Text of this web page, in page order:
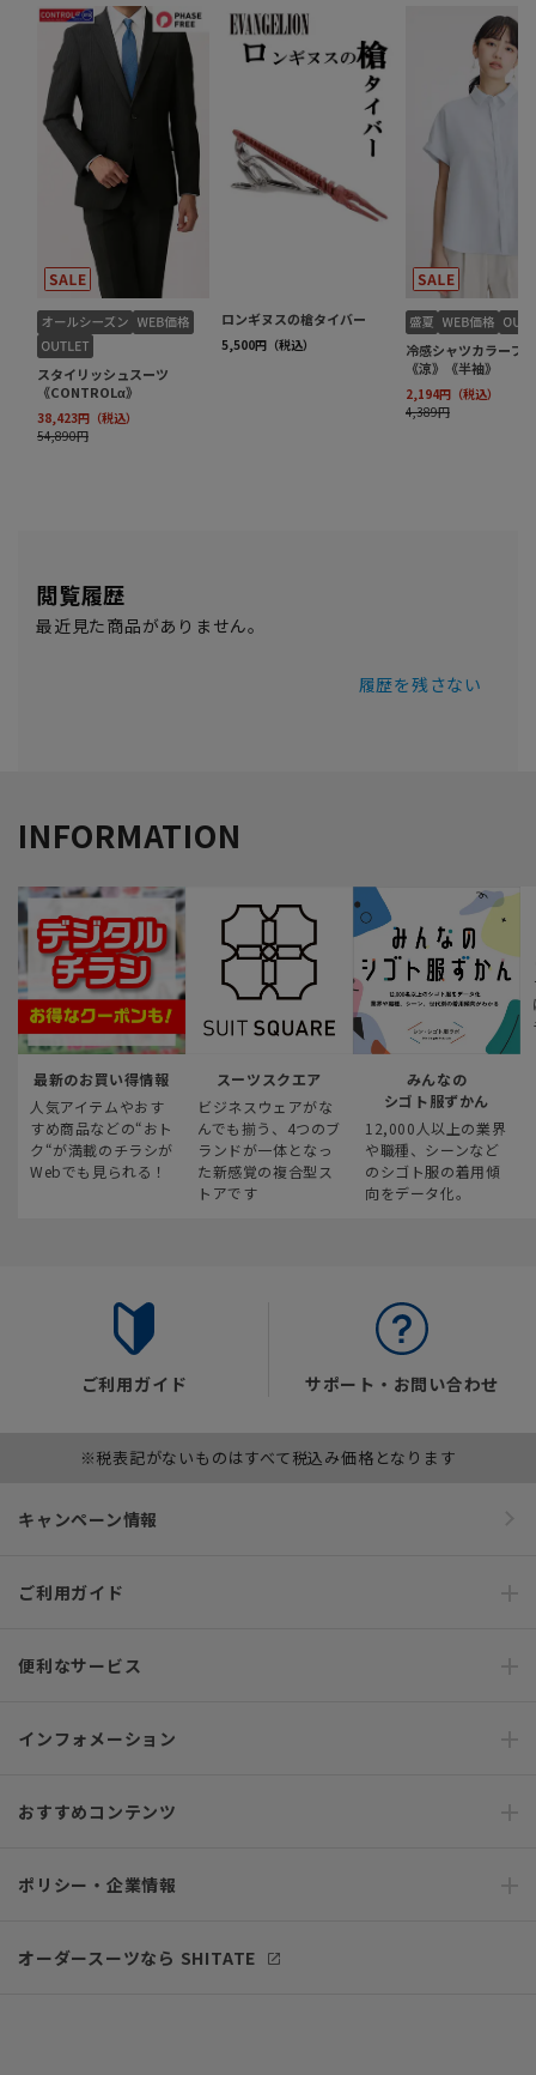
閲覧履歴
最近見た商品がありません。
履歴を残さない
INFORMATION
最新のお買い得情報
人気アイテムやおす
すめ商品などの“おト
ク“が満載のチラシが
Webでも見られる！
スーツスクエア
ビジネスウェアがな
んでも揃う、4つのブ
ランドが一体となっ
た新感覚の複合型ス
トアです
みんなの
シゴト服ずかん
12,000人以上の業界
や職種、シーンなど
のシゴト服の着用傾
向をデータ化。
ご利用ガイド サポート・お問い合わせ
※税表記がないものはすべて税込み価格となります
キャンペーン情報
ご利用ガイド
便利なサービス
インフォメーション
おすすめコンテンツ
ポリシー・企業情報
オーダースーツなら SHITATE